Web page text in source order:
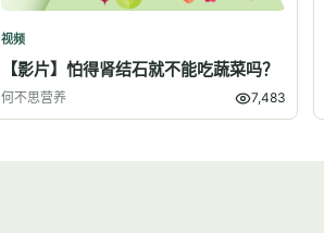
视频
【影片】怕得肾结石就不能吃蔬菜吗？
何不思营养 7,483